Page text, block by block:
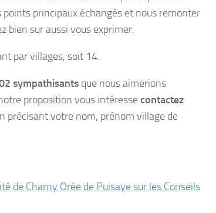
principaux échangés et nous remonter
bien sur aussi vous exprimer.
par villages, soit 14.
sympathisants que nous aimerions
proposition vous intéressecontactez
précisant votre nom, prénom village de
de Charny Orée de Puisaye sur les Conseils